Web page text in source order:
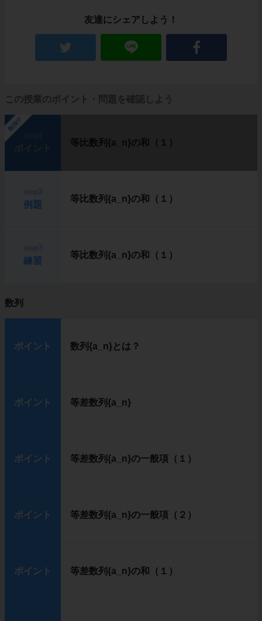
友達にシェアしよう！
この授業のポイント・問題を確認しよう
勉強中
等比数列{a_n}の和（１）
例題
等比数列{a_n}の和（１）
練習
等比数列{a_n}の和（１）
数列
ポイント 数列{a_n}とは？
ポイント 等差数列{a_n}
ポイント 等差数列{a_n}の一般項（１）
ポイント 等差数列{a_n}の一般項（２）
ポイント 等差数列{a_n}の和（１）